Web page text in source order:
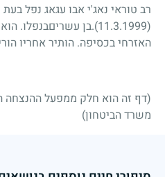
רב טוראי נאג'י אבו עגאג נפל
(11.3.1999)
.בן עשריםבנפלו.
האזרחי בכסיפה. הותיר אחריו
(דף זה הוא חלק ממפעל ההנצחה
משרד הביטחון)